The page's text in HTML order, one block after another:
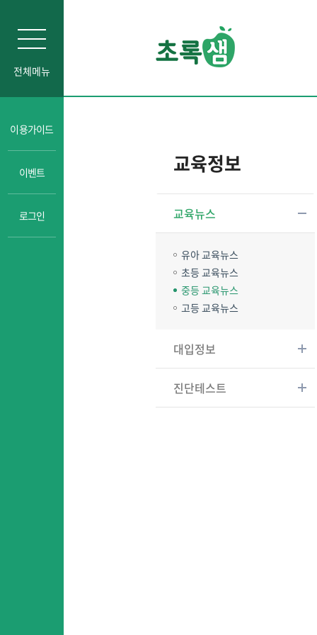
교육정보
교육뉴스
유아 교육뉴스
초등 교육뉴스
중등 교육뉴스
고등 교육뉴스
대입정보
진단테스트
전체메뉴
이용가이드
이벤트
로그인
자기주도학습
성교육
일타강사강의